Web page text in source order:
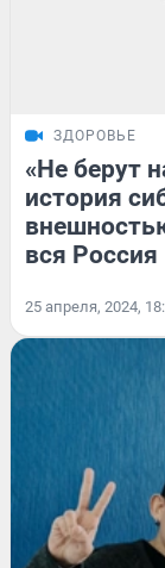
ЗДОРОВЬЕ
«Не берут
история
вся Россия
25 апреля, 2024,